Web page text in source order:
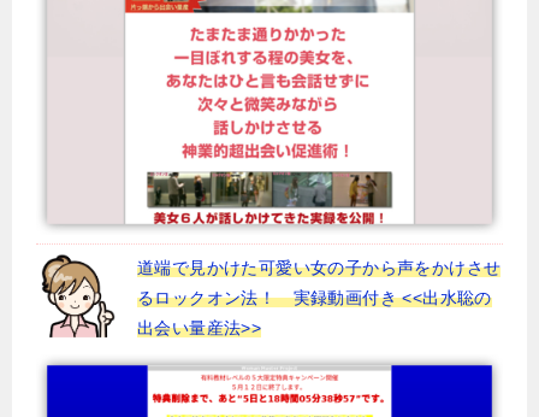
道端で見かけた可愛い女の子から声をかけさせ
るロックオン法！ 実録動画付き <<出水聡の
出会い量産法>>